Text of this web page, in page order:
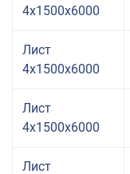
4x1500x6000
Лист
4x1500x6000
Лист
4x1500x6000
Лист